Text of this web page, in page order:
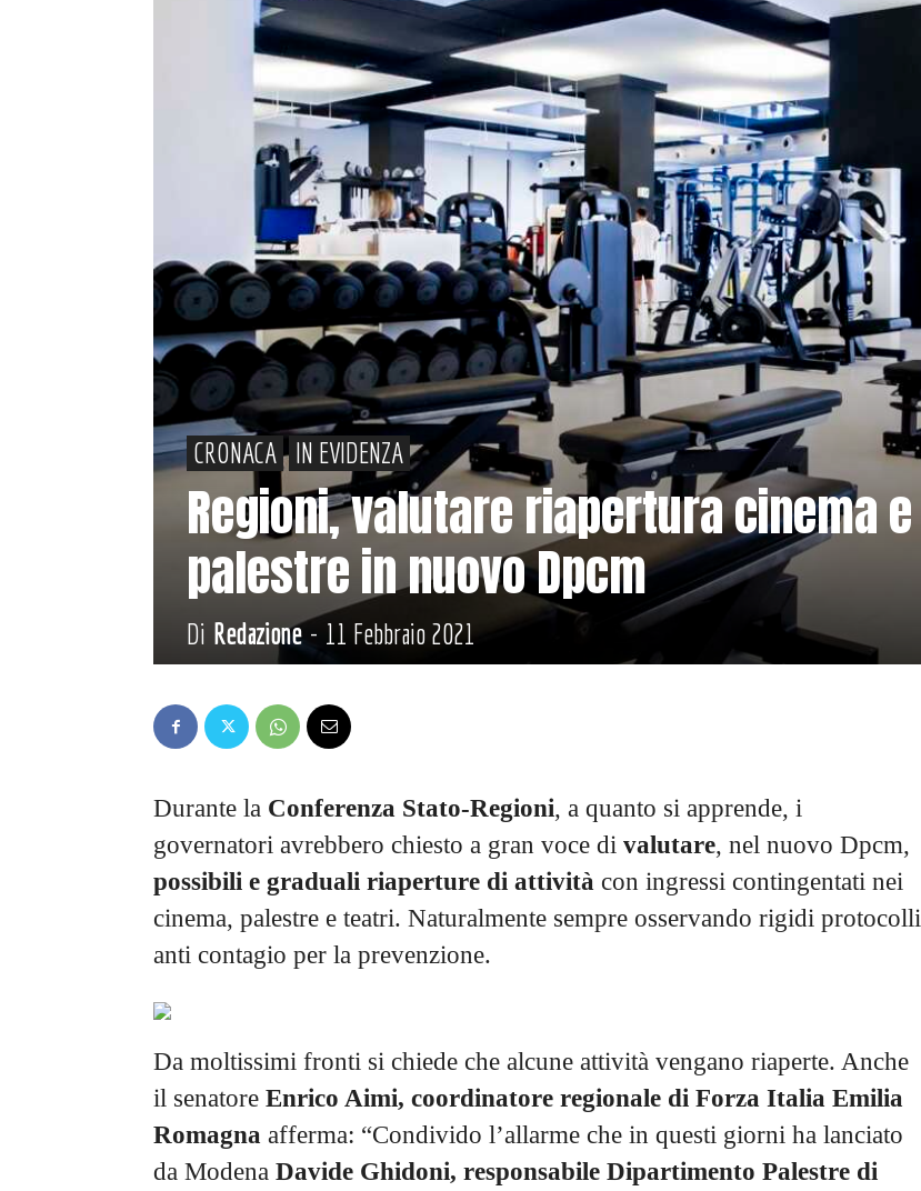
CRONACA IN EVIDENZA
Regioni, valutare riapertura cinema e
palestre in nuovo Dpcm
Di Redazione - 11 Febbraio 2021
Durante la Conferenza Stato-Regioni, a quanto si apprende, i
governatori avrebbero chiesto a gran voce di valutare, nel nuovo Dpcm,
possibili e graduali riaperture di attività con ingressi contingentati nei
cinema, palestre e teatri. Naturalmente sempre osservando rigidi protocolli
anti contagio per la prevenzione.
Da moltissimi fronti si chiede che alcune attività vengano riaperte. Anche
il senatore Enrico Aimi, coordinatore regionale di Forza Italia Emilia
Romagna afferma: “Condivido l’allarme che in questi giorni ha lanciato
da Modena Davide Ghidoni, responsabile Dipartimento Palestre di